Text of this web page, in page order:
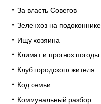
За власть Советов
Зеленхоз на подоконнике
Ищу хозяина
Климат и прогноз погоды
Клуб городского жителя
Код семьи
Коммунальный разбор